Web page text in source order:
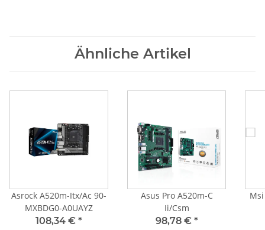
Ähnliche Artikel
Asrock A520m-Itx/Ac 90-
MXBDG0-A0UAYZ
108,34 € *
Asus Pro A520m-C
Ii/Csm
98,78 € *